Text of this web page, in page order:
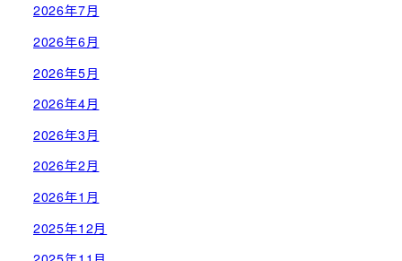
2026年7月
2026年6月
2026年5月
2026年4月
2026年3月
2026年2月
2026年1月
2025年12月